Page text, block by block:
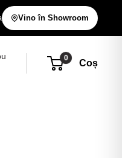
Vino în Showroom
0
Coș